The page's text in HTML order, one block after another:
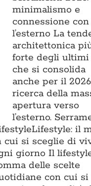
minimalismo e
connessione con
l’esterno La
architettonica
forte degli ultimi
che si consolida
anche per il
ricerca della
apertura verso
l’esterno.
Lifestyle: il
cui si sceglie di
giorno Il
delle scelte
con cui si